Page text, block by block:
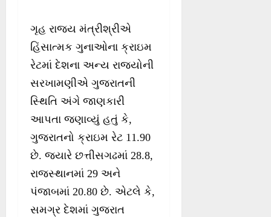
ગૃહ રાજ્ય મંત્રીશ્રીએ
હિંસાત્મક ગુનાઓના ક્રાઇમ
રેટમાં દેશના અન્ય રાજ્યોની
સરખામણીએ ગુજરાતની
સ્થિતિ અંગે જાણકારી
આપતા જણાવ્યું હતું કે,
ગુજરાતનો ક્રાઇમ રેટ 11.90
છે. જ્યારે છત્તીસગઢમાં 28.8,
રાજસ્થાનમાં 29 અને
પંજાબમાં 20.80 છે. એટલે કે,
સમગ્ર દેશમાં ગુજરાત